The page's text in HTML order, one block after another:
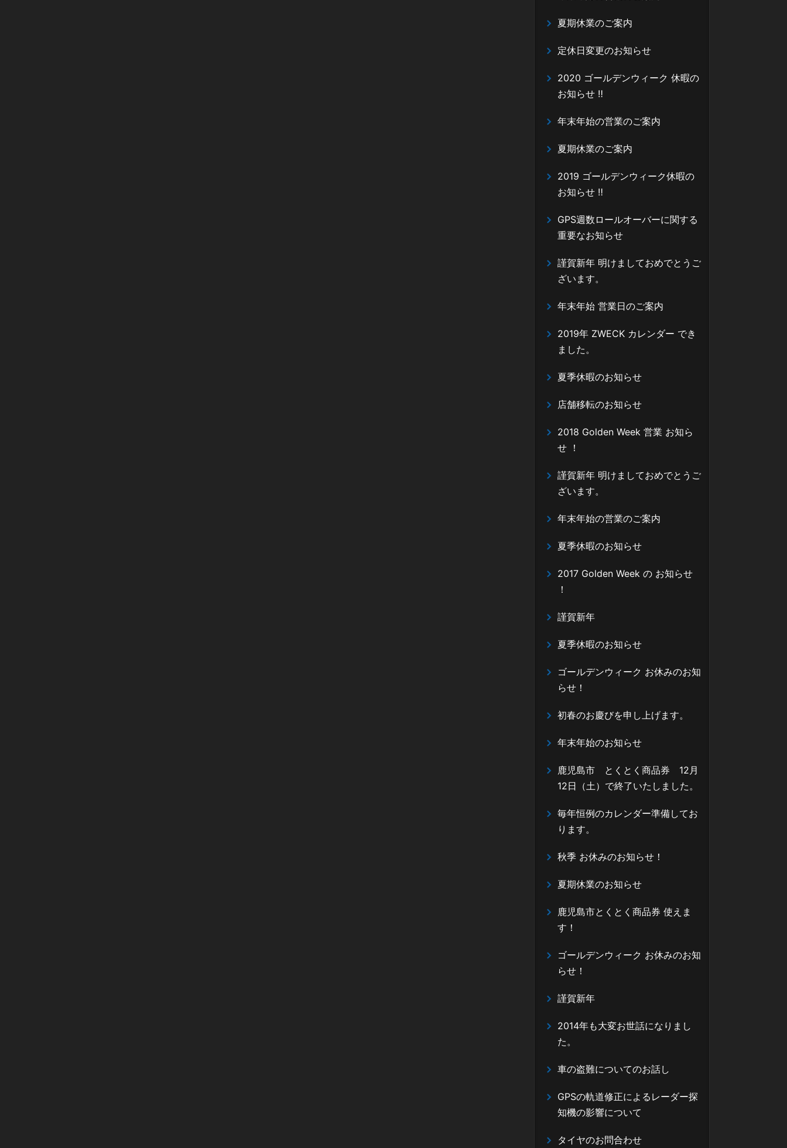
夏期休業のご案内
定休日変更のお知らせ
2020 ゴールデンウィーク 休暇の
お知らせ ‼
年末年始の営業のご案内
夏期休業のご案内
2019 ゴールデンウィーク休暇の
お知らせ ‼
GPS週数ロールオーバーに関する
重要なお知らせ
謹賀新年 明けましておめでとうご
ざいます。
年末年始 営業日のご案内
2019年 ZWECK カレンダー でき
ました。
夏季休暇のお知らせ
店舗移転のお知らせ
2018 Golden Week 営業 お知ら
せ ！
謹賀新年 明けましておめでとうご
ざいます。
年末年始の営業のご案内
夏季休暇のお知らせ
2017 Golden Week の お知らせ
！
謹賀新年
夏季休暇のお知らせ
ゴールデンウィーク お休みのお知
らせ！
初春のお慶びを申し上げます。
年末年始のお知らせ
鹿児島市 とくとく商品券 12月
12日（土）で終了いたしました。
毎年恒例のカレンダー準備してお
ります。
秋季 お休みのお知らせ！
夏期休業のお知らせ
鹿児島市とくとく商品券 使えま
す！
ゴールデンウィーク お休みのお知
らせ！
謹賀新年
2014年も大変お世話になりまし
た。
車の盗難についてのお話し
GPSの軌道修正によるレーダー探
知機の影響について
タイヤのお問合わせ